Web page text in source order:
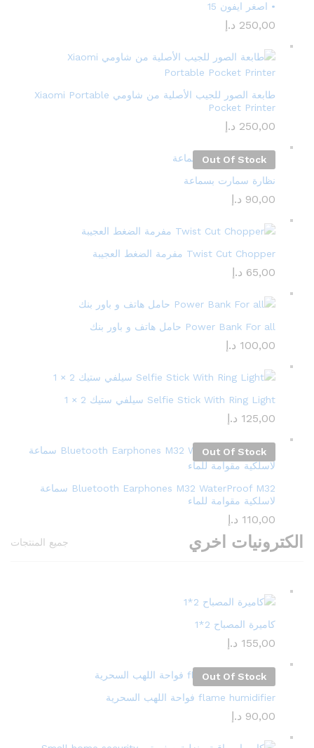
• اصغر ايفون 15
250,00 د.إ
طابعة الصور للجيب الأصلية من شاومي Xiaomi Portable
Pocket Printer
250,00 د.إ
Out Of Stock
نظارة سمارت بسماعة
90,00 د.إ
Twist Cut Chopper مفرمة الضغط العجيبة
65,00 د.إ
Power Bank For all حامل هاتف و باور بنك
100,00 د.إ
Selfie Stick With Ring Light سيلفي ستيك 2 × 1
125,00 د.إ
Out Of Stock
Bluetooth Earphones M32 WaterProof M32 سماعة
لاسلكية مقوامة للماء
110,00 د.إ
الكترونيات اخري جميع المنتجات
كاميرة المصباح 2*1
155,00 د.إ
Out Of Stock
flame humidifier فواحة اللهب السحرية
90,00 د.إ